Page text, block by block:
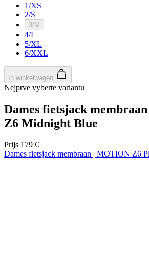
1/XS
2/S
3/M
4/L
5/XL
6/XXL
In winkelwagen
Nejprve vyberte variantu
Dames fietsjack
Z6 Midnight Blue
Prijs 179 €
Dames fietsjack membraan | MOTION Z6